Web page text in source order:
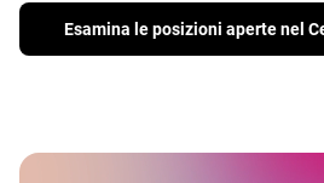
Esamina le posizioni aperte nel